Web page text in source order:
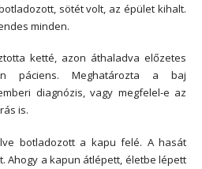
sötét volt, az épület kihalt.
minden.
ketté, azon áthaladva előzetes
páciens. Meghatározta a baj
diagnózis, vagy megfelel-e az
is.
botladozott a kapu felé. A hasát
Ahogy a kapun átlépett, életbe lépett